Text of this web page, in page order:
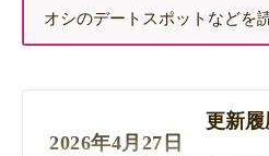
オシのデートスポットなどを
更新履
2026年4月27日